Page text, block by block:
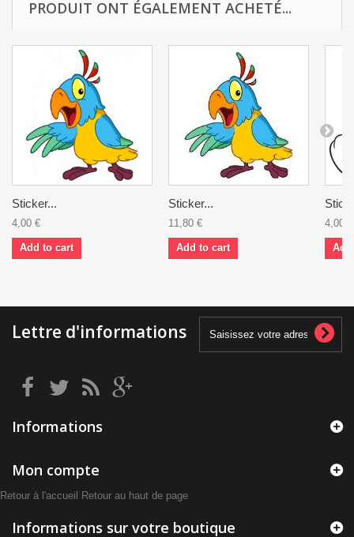
PRODUIT ONT ÉGALEMENT ACHETÉ...
Sticker...
4,00 €
Add to cart
Sticker...
11,80 €
Add to cart
4,00 €
Lettre d'informations
Informations
Mon compte
Retour à l'accueil Retour au haut de page
Informations sur votre boutique